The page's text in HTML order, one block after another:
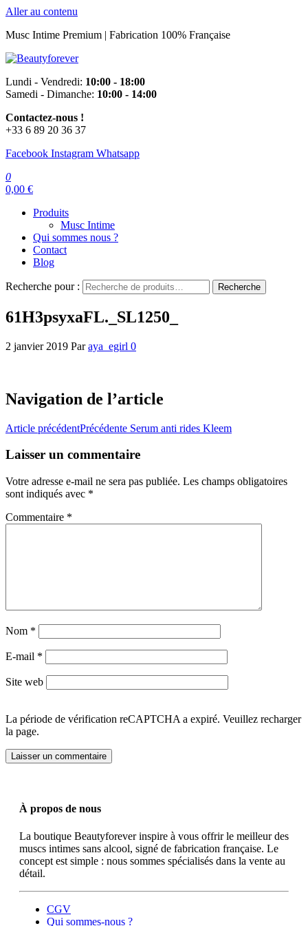
Aller au contenu
Musc Intime Premium | Fabrication 100% Française
Beautyforever
Votre Musc Intime Premium
Lundi - Vendredi: 10:00 - 18:00
Samedi - Dimanche: 10:00 - 14:00
Contactez-nous !
+33 6 89 20 36 37
Facebook Instagram Whatsapp
0
0,00 €
Produits
Musc Intime
Qui sommes nous ?
Contact
Blog
Recherche pour : Recherche
61H3psyxaFL._SL1250_
2 janvier 2019 Par aya_egirl 0
Navigation de l’article
Article précédentPrécédente Serum anti rides Kleem
Laisser un commentaire
Votre adresse e-mail ne sera pas publiée. Les champs obligatoires
sont indiqués avec *
Commentaire *
Nom *
E-mail *
Site web
La période de vérification reCAPTCHA a expiré. Veuillez recharger
la page.
À propos de nous
La boutique Beautyforever inspire à vous offrir le meilleur des
muscs intimes sans alcool, signé de fabrication française. Le
concept est simple : nous sommes spécialisés dans la vente au
détail.
CGV
Qui sommes-nous ?